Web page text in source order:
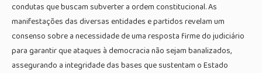
condutas que buscam subverter a ordem constitucional. As
manifestações das diversas entidades e partidos revelam um
consenso sobre a necessidade de uma resposta firme do judiciário
para garantir que ataques à democracia não sejam banalizados,
assegurando a integridade das bases que sustentam o Estado